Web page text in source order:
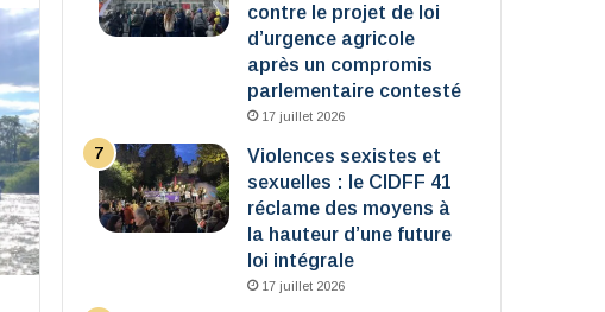
contre le projet de loi
d’urgence agricole
après un compromis
parlementaire contesté
17 juillet 2026
Violences sexistes et
sexuelles : le CIDFF 41
réclame des moyens à
la hauteur d’une future
loi intégrale
17 juillet 2026